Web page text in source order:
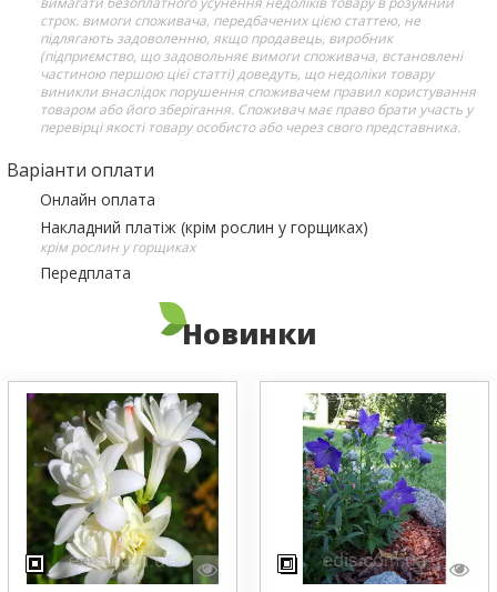
строк. вимоги споживача, передбачених цією статтею, не
підлягають задоволенню, якщо продавець, виробник
(підприємство, що задовольняє вимоги споживача, встановлені
частиною першою цієї статті) доведуть, що недоліки товару
виникли внаслідок порушення споживачем правил користування
товаром або його зберігання. Споживач має право брати участь у
перевірці якості товару особисто або через свого представника.
Варіанти оплати
Онлайн оплата
Накладний платіж (крім рослин у горщиках)
крім рослин у горщиках
Передплата
Новинки